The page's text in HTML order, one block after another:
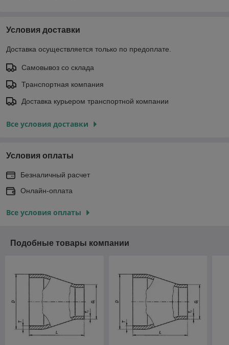
Условия доставки
Доставка осуществляется только по предоплате.
Самовывоз со склада
Транспортная компания
Доставка курьером транспортной компании
Все условия доставки
Условия оплаты
Безналичный расчет
Онлайн-оплата
Все условия оплаты
Подобные товары компании